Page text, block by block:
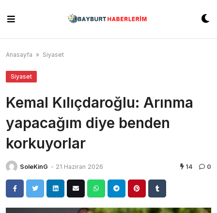
content
Anasayfa » Siyaset
Siyaset
Kemal Kılıçdaroğlu: Arınma
yapacağım diye benden
korkuyorlar
SoleKinG - 21 Haziran 2026 14 0